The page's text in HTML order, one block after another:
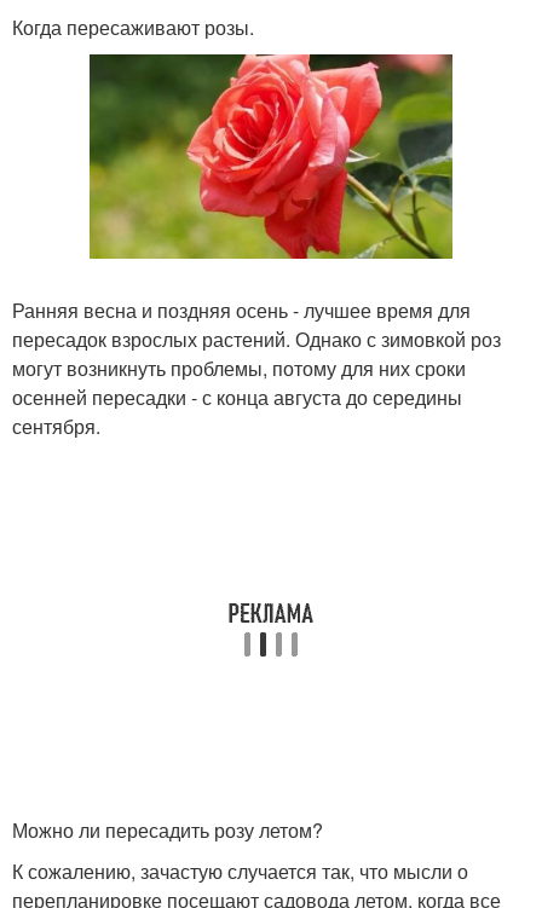
Когда пересаживают розы.
Ранняя весна и поздняя осень - лучшее время для
пересадок взрослых растений. Однако с зимовкой роз
могут возникнуть проблемы, потому для них сроки
осенней пересадки - с конца августа до середины
сентября.
Можно ли пересадить розу летом?
К сожалению, зачастую случается так, что мысли о
перепланировке посещают садовода летом, когда все